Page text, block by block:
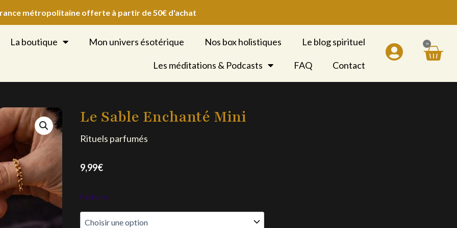
métropolitaine offerte à partir de 50€ d'achat
La boutique Mon univers ésotérique Nos box holistiques Le blog spirituel
Les méditations & Podcasts FAQ Contact
0
Le Sable Enchanté Mini
Rituels parfumés
9,99€
Parfums
de
Le
Sable